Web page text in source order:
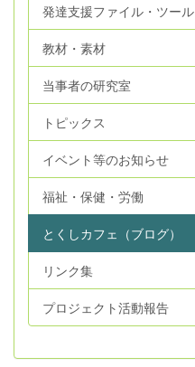
発達支援ファイル・ツール
教材・素材
当事者の研究室
トピックス
イベント等のお知らせ
福祉・保健・労働
とくしカフェ（ブログ）
リンク集
プロジェクト活動報告